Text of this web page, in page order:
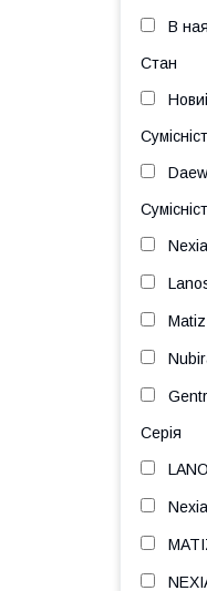
В
Стан
Nexia
Matiz
Серія